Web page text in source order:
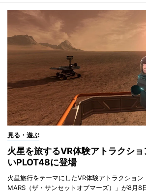
見る・遊ぶ
火星を旅するVR体験アトラクシ
いPLOT48に登場
火星旅行をテーマにしたVR体験アトラクション
MARS（ザ・サンセットオブマーズ）」が8月8